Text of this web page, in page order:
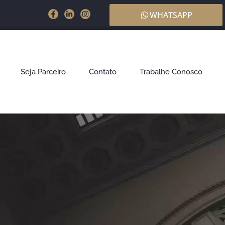
WHATSAPP
Seja Parceiro Contato Trabalhe Conosco